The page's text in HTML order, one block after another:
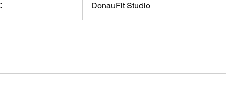
DonauFit Studio